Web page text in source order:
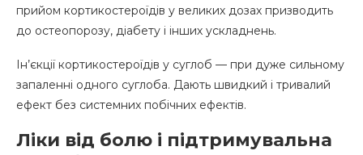
прийом кортикостероїдів у великих дозах призводить
до остеопорозу, діабету і інших ускладнень.
Ін’єкції кортикостероїдів у суглоб — при дуже сильному
запаленні одного суглоба. Дають швидкий і тривалий
ефект без системних побічних ефектів.
Ліки від болю і підтримувальна